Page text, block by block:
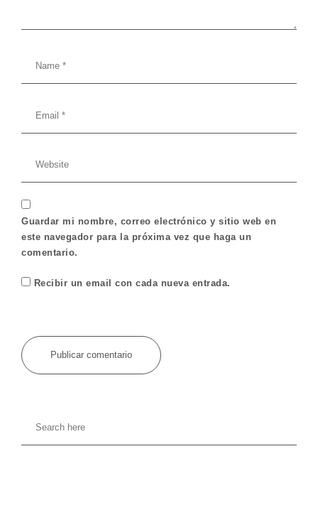
Guardar mi nombre, correo electrónico y sitio web en
este navegador para la próxima vez que haga un
comentario.
Recibir un email con cada nueva entrada.